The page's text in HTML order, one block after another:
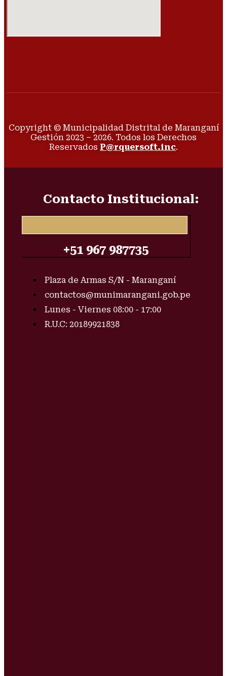
Copyright © Municipalidad Distrital de Maranganí
Gestión 2023 – 2026. Todos los Derechos
Reservados P@rquersoft.inc.
Contacto Institucional:
+51 967 987735
Plaza de Armas S/N - Maranganí
contactos@munimarangani.gob.pe
Lunes - Viernes 08:00 - 17:00
R.U.C: 20189921838